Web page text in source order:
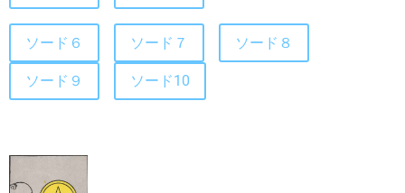
ソード６ ソード７ ソード８
ソード９ ソード10